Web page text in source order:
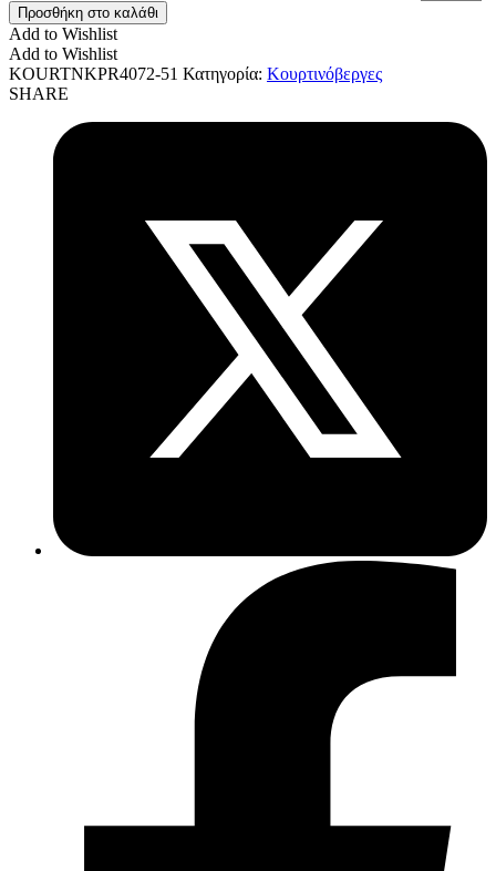
Προσθήκη στο καλάθι
Add to Wishlist
Add to Wishlist
KOURTNKPR4072-51 Κατηγορία: Κουρτινόβεργες
SHARE